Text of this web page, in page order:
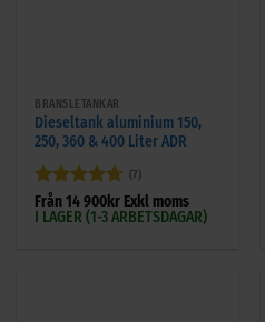
BRÄNSLETANKAR
Dieseltank aluminium 150,
250, 360 & 400 Liter ADR
Betygsatt
4.71av 5
(7)
Från14 900kr Exkl moms
I LAGER (1-3 ARBETSDAGAR)